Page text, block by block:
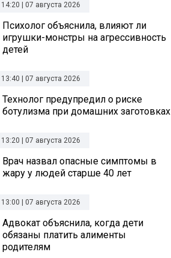
14:20 | 07 августа 2026
Психолог объяснила, влияют ли
игрушки-монстры на агрессивность
детей
13:40 | 07 августа 2026
Технолог предупредил о риске
ботулизма при домашних заготовках
13:20 | 07 августа 2026
Врач назвал опасные симптомы в
жару у людей старше 40 лет
13:00 | 07 августа 2026
Адвокат объяснила, когда дети
обязаны платить алименты
родителям